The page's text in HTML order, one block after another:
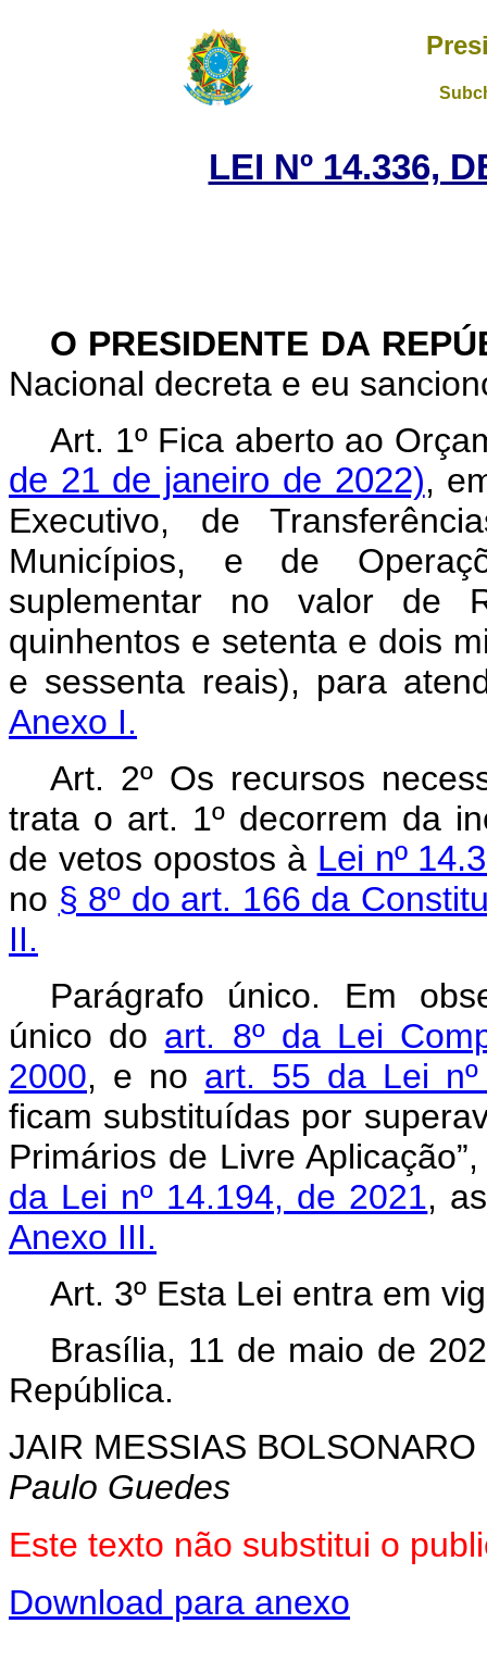
LEI Nº 14.336,
O PRESIDENTE DA
Nacional decreta e eu
Art. 1º Fica aberto ao
de 21 de janeiro de 2022),
Executivo, de
Municípios, e de
suplementar no valor de
quinhentos e setenta e dois
e sessenta reais), para
Anexo I.
Art. 2º Os recursos
trata o art. 1º decorrem da
de vetos opostos à Lei nº
no § 8º do art. 166 da
II.
Parágrafo único. Em
único do art. 8º da Lei
2000, e no art. 55 da Lei
ficam substituídas por
Primários de Livre
da Lei nº 14.194, de 2021,
Anexo III.
Art. 3º Esta Lei entra em
Brasília, 11 de maio de
República.
JAIR MESSIAS BOLSONARO
Paulo Guedes
Este texto não substitui o
Download para anexo